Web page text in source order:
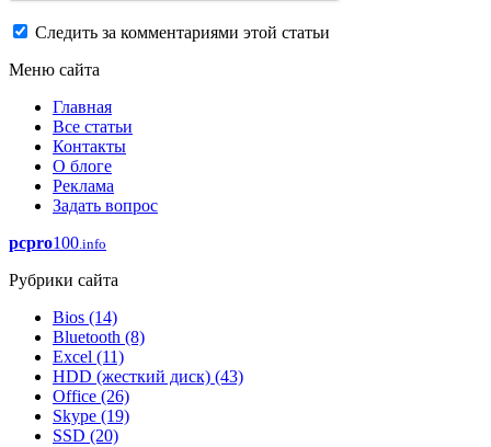
Следить за комментариями этой статьи
Меню сайта
Главная
Все статьи
Контакты
О блоге
Реклама
Задать вопрос
pcpro100.info
Рубрики сайта
Bios (14)
Bluetooth (8)
Excel (11)
HDD (жесткий диск) (43)
Office (26)
Skype (19)
SSD (20)